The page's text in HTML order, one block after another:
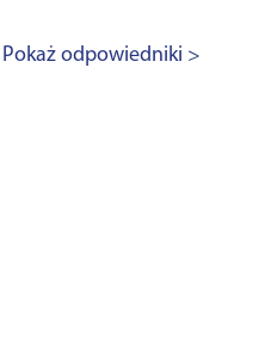
Pokaż odpowiedniki >